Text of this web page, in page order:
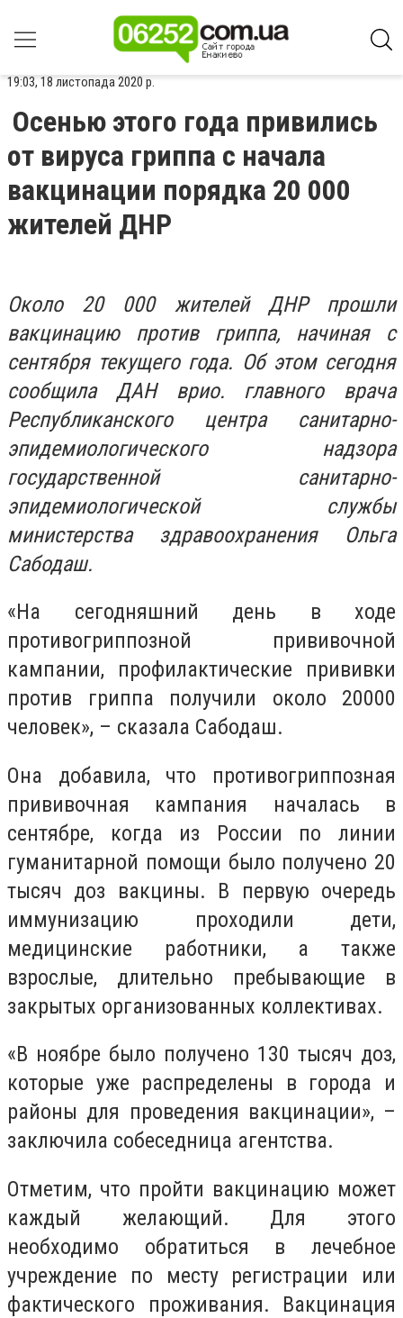
19:03, 18 листопада 2020 р.
Осенью этого года привились
от вируса гриппа с начала
вакцинации порядка 20 000
жителей ДНР
Около 20 000 жителей ДНР прошли
вакцинацию против гриппа, начиная с
сентября текущего года. Об этом сегодня
сообщила ДАН врио. главного врача
Республиканского центра санитарно-
эпидемиологического надзора
государственной санитарно-
эпидемиологической службы
министерства здравоохранения Ольга
Сабодаш.
«На сегодняшний день в ходе
противогриппозной прививочной
кампании, профилактические прививки
против гриппа получили около 20000
человек», – сказала Сабодаш.
Она добавила, что противогриппозная
прививочная кампания началась в
сентябре, когда из России по линии
гуманитарной помощи было получено 20
тысяч доз вакцины. В первую очередь
иммунизацию проходили дети,
медицинские работники, а также
взрослые, длительно пребывающие в
закрытых организованных коллективах.
«В ноябре было получено 130 тысяч доз,
которые уже распределены в города и
районы для проведения вакцинации», –
заключила собеседница агентства.
Отметим, что пройти вакцинацию может
каждый желающий. Для этого
необходимо обратиться в лечебное
учреждение по месту регистрации или
фактического проживания. Вакцинация